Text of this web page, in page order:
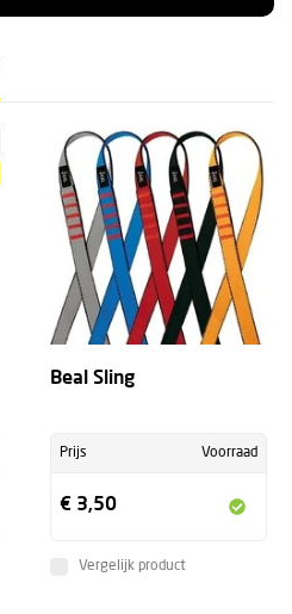
Beal Sling
Prijs Voorraad
€ 3,50
Vergelijk product